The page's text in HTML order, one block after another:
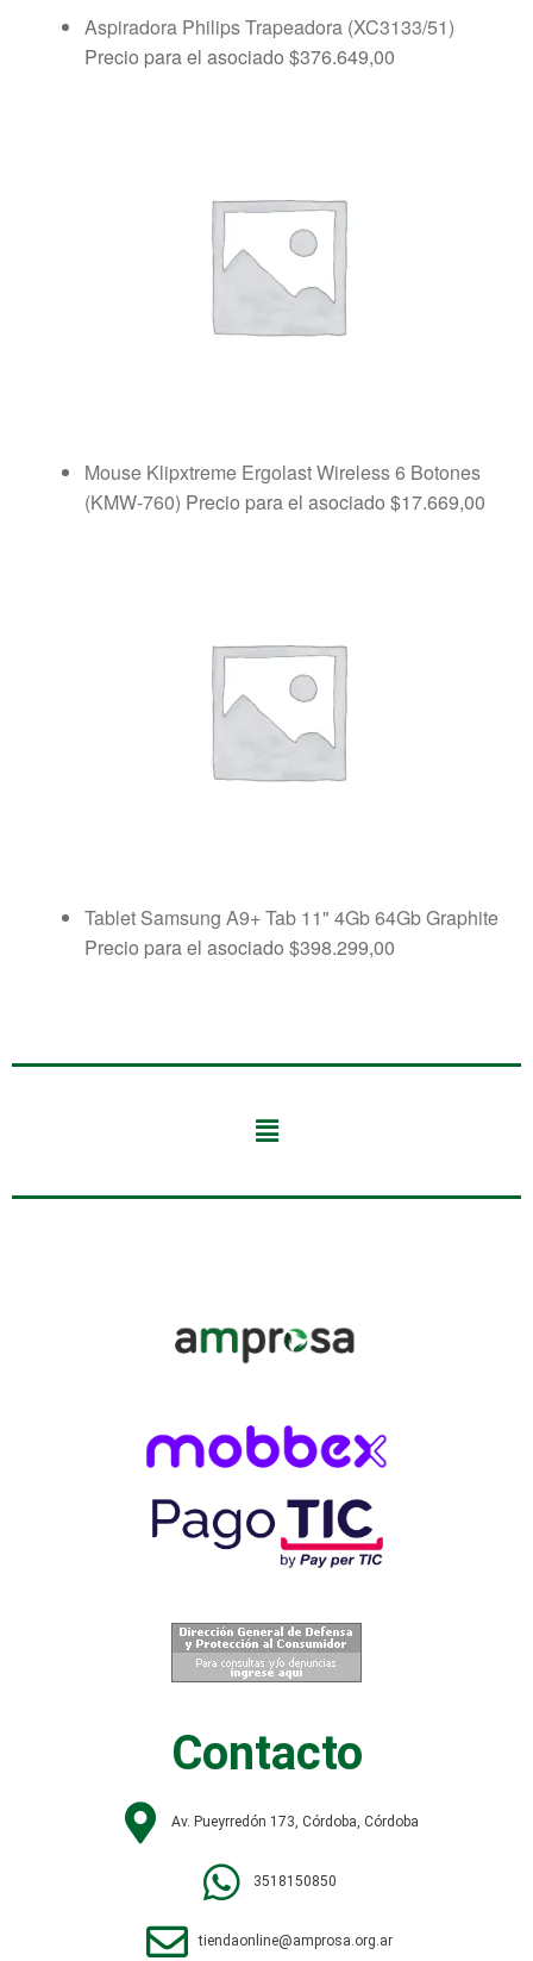
Aspiradora Philips Trapeadora (XC3133/51)
Precio para el asociado $376.649,00
Mouse Klipxtreme Ergolast Wireless 6 Botones
(KMW-760) Precio para el asociado $17.669,00
Tablet Samsung A9+ Tab 11" 4Gb 64Gb Graphite
Precio para el asociado $398.299,00
Contacto
Av. Pueyrredón 173, Córdoba, Córdoba
3518150850
tiendaonline@amprosa.org.ar